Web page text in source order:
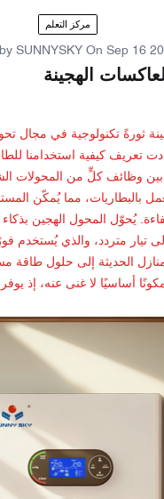
مركز التعلم
SUNNYSKY On Sep 16
الهجينة
ثورةً تكنولوجية في مجال
تعريف كيفية استخدامنا
بين وظائف كلٍّ من المحولات
بالبطاريات، مما يُمكّن
يُحوّل المحول الهجين بذكاء
تيار متردد، والذي يُستخدم
الحديثة إلى حلول طاقة
أساسيًا لا غنى عنه، إذ يوفر